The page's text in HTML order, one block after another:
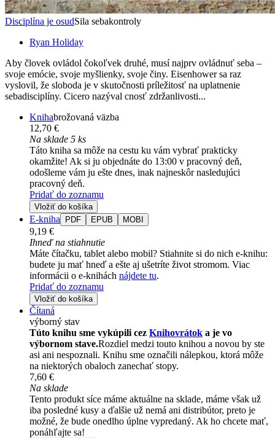
Disciplína je osudSila sebakontroly
Ryan Holiday
Aby človek ovládol čokoľvek druhé, musí najprv ovládnuť seba –
svoje emócie, svoje myšlienky, svoje činy. Eisenhower sa raz
vyslovil, že sloboda je v skutočnosti príležitosť na uplatnenie
sebadisciplíny. Cicero nazýval cnosť zdržanlivosti...
Knihabrožovaná väzba
12,70 €
Na sklade 5 ks
Táto kniha sa môže na cestu ku vám vybrať prakticky
okamžite! Ak si ju objednáte do 13:00 v pracovný deň,
odošleme vám ju ešte dnes, inak najneskôr nasledujúci
pracovný deň.
Pridať do zoznamu
Vložiť do košíka
E-kniha PDF EPUB MOBI
9,19 €
Ihneď na stiahnutie
Máte čítačku, tablet alebo mobil? Stiahnite si do nich e-knihu:
budete ju mať hneď a ešte aj ušetríte život stromom. Viac
informácii o e-knihách nájdete tu.
Pridať do zoznamu
Vložiť do košíka
Čítaná
výborný stav
Túto knihu sme vykúpili cez Knihovrátok a je vo
výbornom stave.Rozdiel medzi touto knihou a novou by ste
asi ani nespoznali. Knihu sme označili nálepkou, ktorá môže
na niektorých obaloch zanechať stopy.
7,60 €
Na sklade
Tento produkt síce máme aktuálne na sklade, máme však už
iba posledné kusy a ďalšie už nemá ani distribútor, preto je
možné, že bude onedlho úplne vypredaný. Ak ho chcete mať,
ponáhľajte sa!